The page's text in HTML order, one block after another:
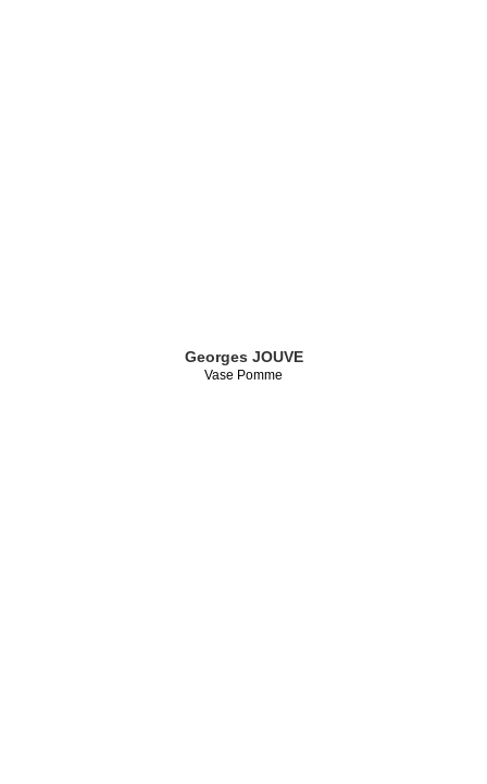
Georges JOUVE
Vase Pomme